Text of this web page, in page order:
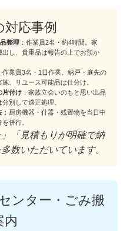
応事例
整理 ：作業員2名・約4時間。家
し、貴重品は報告の上でお預か
作業員3名・1日作業。納戸・庭先の
、リユース可能品は仕分け。
片付け ：家族立会いのもと思い出品
別して適正処理。
：厨房機器・什器・残置物を当日中
併行。
「見積もりが明確で納
数いただいています。
ンター・ごみ搬
内